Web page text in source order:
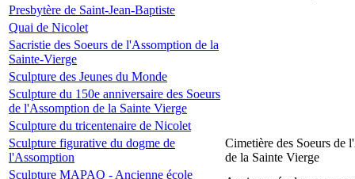
Presbytère de Saint-Jean-Baptiste
Quai de Nicolet
Sacristie des Soeurs de l'Assomption de la
Sainte-Vierge
Sculpture des Jeunes du Monde
Sculpture du 150e anniversaire des Soeurs
de l'Assomption de la Sainte Vierge
Sculpture du tricentenaire de Nicolet
Sculpture figurative du dogme de
l'Assomption
Cimetière des Soeurs de
de la Sainte Vierge
Sculpture MAPAQ - Ancienne école